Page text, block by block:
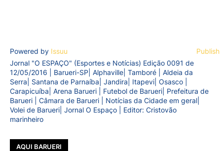
Powered by Issuu
Jornal "O ESPAÇO" (Esportes e Notícias) Edição 0091 de
12/05/2016 | Barueri-SP| Alphaville| Tamboré | Aldeia da
Serra| Santana de Parnaíba| Jandira| Itapevi| Osasco |
Carapicuíba| Arena Barueri | Futebol de Barueri| Prefeitura de
Barueri | Câmara de Barueri | Notícias da Cidade em geral|
Volei de Barueri| Jornal O Espaço | Editor: Cristovão
marinheiro
AQUI BARUERI